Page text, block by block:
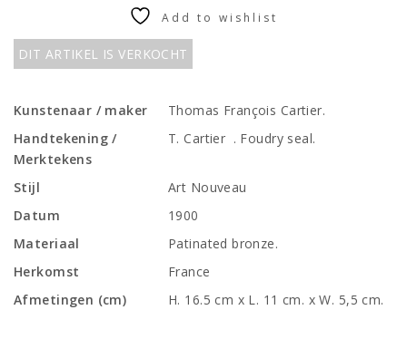
DIT ARTIKEL IS VERKOCHT
Add to wishlist
Kunstenaar / maker
Thomas François Cartier.
Handtekening /
Merktekens
T. Cartier . Foudry seal.
Stijl
Art Nouveau
Datum
1900
Materiaal
Patinated bronze.
Herkomst
France
Afmetingen (cm)
H. 16.5 cm x L. 11 cm. x W. 5,5 cm.